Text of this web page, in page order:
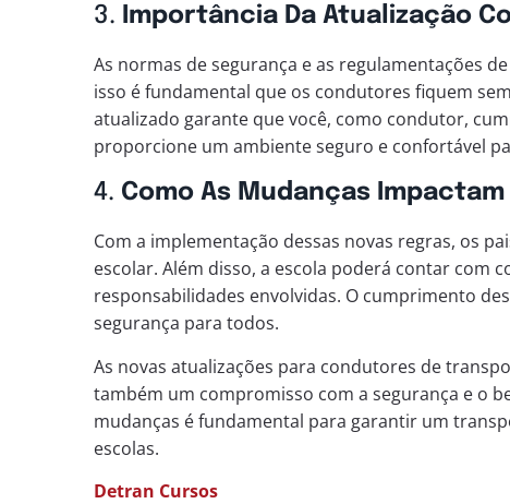
3. Importância Da Atualização
As normas de segurança e as regulamentações
isso é fundamental que os condutores fiquem
atualizado garante que você, como condutor,
proporcione um ambiente seguro e confortável
4. Como As Mudanças Impactam
Com a implementação dessas novas regras, os
escolar. Além disso, a escola poderá contar com
responsabilidades envolvidas. O cumprimento
segurança para todos.
As novas atualizações para condutores de
também um compromisso com a segurança e o
mudanças é fundamental para garantir um
escolas.
Detran Cursos